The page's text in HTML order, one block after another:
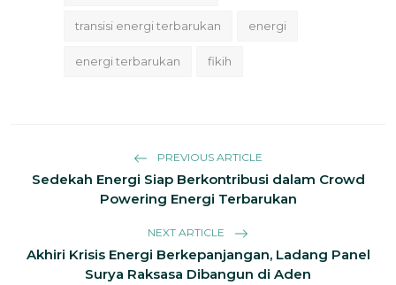
transisi energi terbarukan energi
energi terbarukan fikih
PREVIOUS ARTICLE
Sedekah Energi Siap Berkontribusi dalam Crowd
Powering Energi Terbarukan
NEXT ARTICLE
Akhiri Krisis Energi Berkepanjangan, Ladang Panel
Surya Raksasa Dibangun di Aden